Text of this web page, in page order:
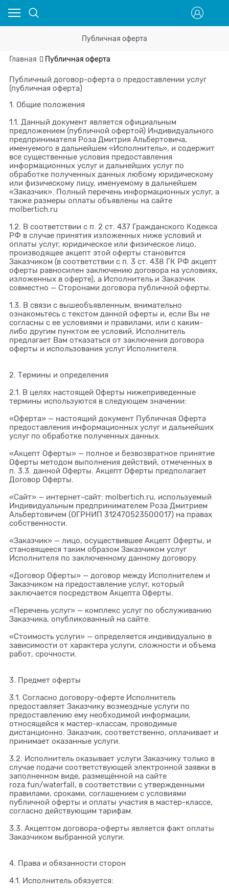
Публичная оферта
Главная Публичная оферта
Публичный договор-оферта о предоставлении услуг
(публичная оферта)
1. Общие положения
1.1. Данный документ является официальным
предложением (публичной офертой) Индивидуального
предпринимателя Роза Дмитрия Альбертовича,
именуемого в дальнейшем «Исполнитель», и содержит
все существенные условия предоставления
информационных услуг и дальнейших услуг по
обработке полученных данных любому юридическому
или физическому лицу, именуемому в дальнейшем
«Заказчик». Полный перечень информационных услуг, а
также размеры оплаты объявлены на сайте
molbertich.ru
1.2. В соответствии с п. 2 ст. 437 Гражданского Кодекса
РФ в случае принятия изложенных ниже условий и
оплаты услуг, юридическое или физическое лицо,
производящее акцепт этой оферты становится
Заказчиком (в соответствии с п. 3 ст. 438 ГК РФ акцепт
оферты равносилен заключению договора на условиях,
изложенных в оферте), а Исполнитель и Заказчик
совместно — Сторонами договора публичной оферты.
1.3. В связи с вышеобъявленным, внимательно
ознакомьтесь с текстом данной оферты и, если Вы не
согласны с ее условиями и правилами, или с каким-
либо другим пунктом ее условий, Исполнитель
предлагает Вам отказаться от заключения договора
оферты и использования услуг Исполнителя.
2. Термины и определения
2.1. В целях настоящей Оферты нижеприведенные
термины используются в следующем значении:
«Оферта» — настоящий документ Публичная Оферта
предоставления информационных услуг и дальнейших
услуг по обработке полученных данных.
«Акцепт Оферты» — полное и безвозвратное принятие
Оферты методом выполнения действий, отмеченных в
п. 3.3. данной Оферты. Акцепт Оферты предполагает
Договор Оферты.
«Сайт» — интернет-сайт: molbertich.ru, используемый
Индивидуальным предпринимателем Роза Дмитрием
Альбертовичем (ОГРНИП 312470523500017) на правах
собственности.
«Заказчик» — лицо, осуществившее Акцепт Оферты, и
становящееся таким образом Заказчиком услуг
Исполнителя по заключенному данному договору.
«Договор Оферты» — договор между Исполнителем и
Заказчиком на предоставление услуг, который
заключается посредством Акцепта Оферты.
«Перечень услуг» — комплекс услуг по обслуживанию
Заказчика, опубликованный на сайте.
«Стоимость услуги» — определяется индивидуально в
зависимости от характера услуги, сложности и объема
работ, срочности.
3. Предмет оферты
3.1. Согласно договору-оферте Исполнитель
предоставляет Заказчику возмездные услуги по
предоставлению ему необходимой информации,
относящейся к мастер-классам, проводимые
дистанционно. Заказчик, соответственно, оплачивает и
принимает оказанные услуги.
3.2. Исполнитель оказывает услуги Заказчику только в
случае подачи соответствующей электронной заявки в
заполненном виде, размещённой на сайте
roza.fun/waterfall, в соответствии с утвержденными
правилами, сроками, соглашением с условиями
публичной оферты и оплаты участия в мастер-классе,
согласно действующим тарифам.
3.3. Акцептом договора-оферты является факт оплаты
Заказчиком выбранной услуги.
4. Права и обязанности сторон
4.1. Исполнитель обязуется: